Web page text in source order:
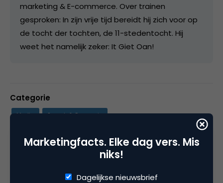
marketing & E-commerce. Over trainen
gesproken: In zijn vrije tijd bereidt hij zich voor op
de tocht der tochten, de 11-stedentocht. Hij
weet het namelijk zeker: It Giet Oan!
Categorie
Media Search & Conversie
Tags
, mobile marketing
zoekmachine marketing
Marketingfacts. Elke dag vers. Mis
niks!
Dagelijkse nieuwsbrief